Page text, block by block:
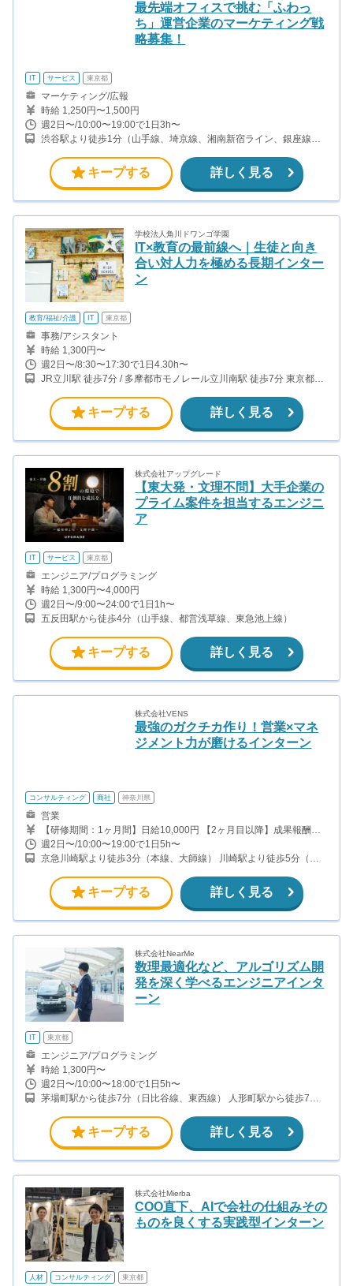
最先端オフィスで挑む「ふわっ
ち」運営企業のマーケティング戦
略募集！
IT サービス 東京都
マーケティング/広報
時給 1,250円〜1,500円
週2日〜/10:00〜19:00で1日3h〜
渋谷駅より徒歩1分（山手線、埼京線、湘南新宿ライン、銀座線、
キープする 詳しく見る
学校法人角川ドワンゴ学園
IT×教育の最前線へ｜生徒と向き
合い対人力を極める長期インター
ン
教育/福祉/介護 IT 東京都
事務/アシスタント
時給 1,300円〜
週2日〜/8:30〜17:30で1日4.30h〜
JR立川駅 徒歩7分 / 多摩都市モノレール立川南駅 徒歩7分 東京都多
キープする 詳しく見る
株式会社アップグレード
【東大発・文理不問】大手企業の
プライム案件を担当するエンジニ
ア
IT サービス 東京都
エンジニア/プログラミング
時給 1,300円〜4,000円
週2日〜/9:00〜24:00で1日1h〜
五反田駅から徒歩4分（山手線、都営浅草線、東急池上線）
キープする 詳しく見る
株式会社VENS
最強のガクチカ作り！営業×マネ
ジメント力が磨けるインターン
コンサルティング 商社 神奈川県
営業
【研修期間：1ヶ月間】日給10,000円 【2ヶ月目以降】成果報酬型
・1件成約につき30,000〜50,000円 ・平均成約件数20件 ・実力や
成績次第ではボーナスあり ・昇進制度により給料アップあり ＼学
生でも高収入も可能！／ 学生インターンが月60万円以上稼いだ実
績あり 頑張りが報酬と自信につながるインターンです！
週2日〜/10:00〜19:00で1日5h〜
京急川崎駅より徒歩3分（本線、大師線） 川崎駅より徒歩5分（上
キープする 詳しく見る
株式会社NearMe
数理最適化など、アルゴリズム開
発を深く学べるエンジニアインタ
ーン
IT 東京都
エンジニア/プログラミング
時給 1,300円〜
週2日〜/10:00〜18:00で1日5h〜
茅場町駅から徒歩7分（日比谷線、東西線） 人形町駅から徒歩7分
キープする 詳しく見る
株式会社Mierba
COO直下、AIで会社の仕組みその
ものを良くする実践型インターン
人材 コンサルティング 東京都